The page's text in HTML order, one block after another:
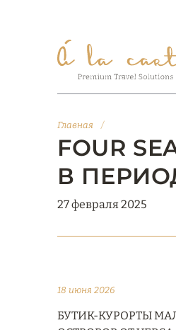
Главная /
FOUR
В
27 февраля 2025
18 июня 2026
БУТИК-КУРОРТЫ